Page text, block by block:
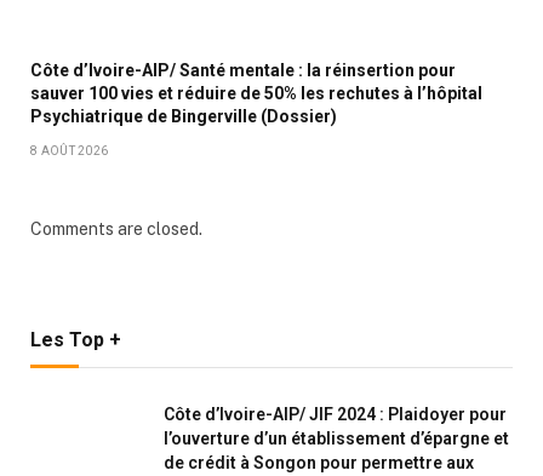
Côte d’Ivoire-AIP/ Santé mentale : la réinsertion pour
sauver 100 vies et réduire de 50% les rechutes à l’hôpital
Psychiatrique de Bingerville (Dossier)
8 AOÛT 2026
Comments are closed.
Les Top +
Côte d’Ivoire-AIP/ JIF 2024 : Plaidoyer pour
l’ouverture d’un établissement d’épargne et
de crédit à Songon pour permettre aux